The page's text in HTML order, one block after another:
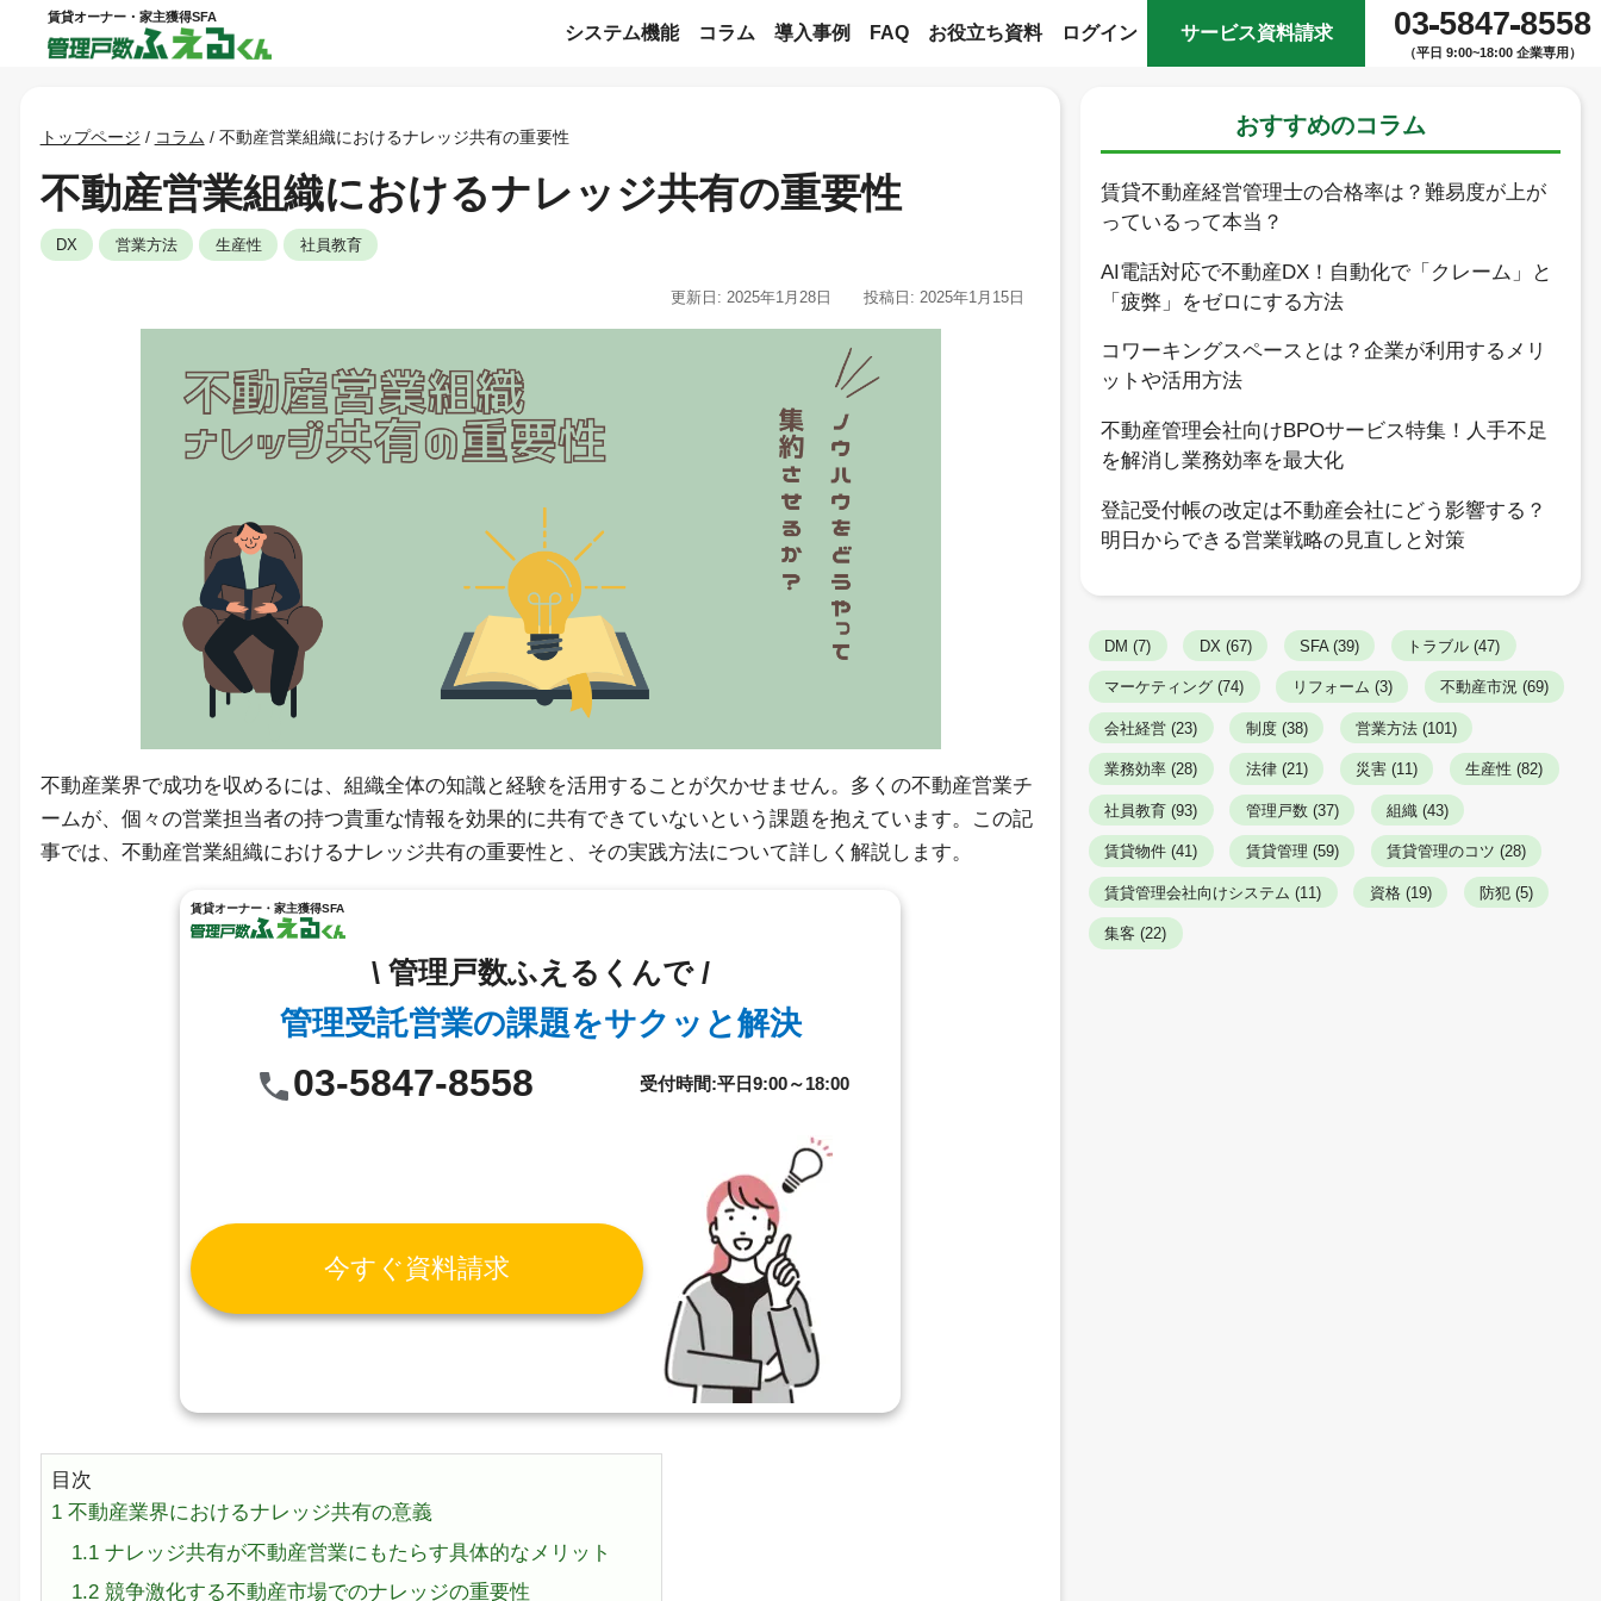
賃貸オーナー・家主獲得SFA 03 5847 8558
（平日 9:00~18:00 企業専用）
システム機能 コラム 導入事例 FAQ お役立ち資料 ログイン サービス資料請求
トップページ / コラム / 不動産営業組織におけるナレッジ共有の重要性
不動産営業組織におけるナレッジ共有の重要性
DX 営業方法 生産性 社員教育
投稿日: 2025年1月15日
更新日: 2025年1月28日
不動産業界で成功を収めるには、組織全体の知識と経験を活用することが欠かせません。多くの不動産営業チ
ームが、個々の営業担当者の持つ貴重な情報を効果的に共有できていないという課題を抱えています。この記
事では、不動産営業組織におけるナレッジ共有の重要性と、その実践方法について詳しく解説します。
賃貸オーナー・家主獲得SFA
\ 管理戸数ふえるくんで /
管理受託営業の課題をサクッと解決
03-5847-8558 受付時間:平日9:00～18:00
今すぐ資料請求
目次
1不動産業界におけるナレッジ共有の意義
1.1ナレッジ共有が不動産営業にもたらす具体的なメリット
1.2競争激化する不動産市場でのナレッジの重要性
おすすめのコラム
賃貸不動産経営管理士の合格率は？難易度が上が
っているって本当？
AI電話対応で不動産DX！自動化で「クレーム」と
「疲弊」をゼロにする方法
コワーキングスペースとは？企業が利用するメリ
ットや活用方法
不動産管理会社向けBPOサービス特集！人手不足
を解消し業務効率を最大化
登記受付帳の改定は不動産会社にどう影響する？
明日からできる営業戦略の見直しと対策
DM (7) DX (67) SFA (39) トラブル (47)
マーケティング (74) リフォーム (3) 不動産市況 (69)
会社経営 (23) 制度 (38) 営業方法 (101)
業務効率 (28) 法律 (21) 災害 (11) 生産性 (82)
社員教育 (93) 管理戸数 (37) 組織 (43)
賃貸物件 (41) 賃貸管理 (59) 賃貸管理のコツ (28)
賃貸管理会社向けシステム (11) 資格 (19) 防犯 (5)
集客 (22)